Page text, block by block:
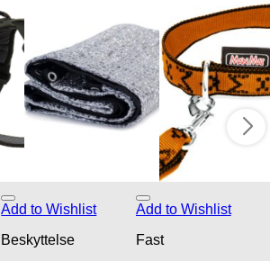
Add to Wishlist
Beskyttelse
Add to Wishlist
Fast